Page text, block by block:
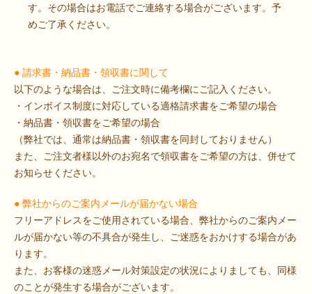
す。その場合はお電話でご連絡する場合がございます。予
めご了承ください。
● 請求書・納品書・領収書に関して
以下のような場合は、ご注文時に備考欄にご記入ください。
・インボイス制度に対応している適格請求書をご希望の場合
・納品書・領収書をご希望の場合
（弊社では、通常は納品書・領収書を同封しておりません）
また、ご注文者様以外のお宛名で領収書をご希望の方は、併せて
お知らせください。
● 弊社からのご案内メールが届かない場合
フリーアドレスをご使用されている場合、弊社からのご案内メー
ルが届かない等の不具合が発生し、ご迷惑をおかけする場合があ
ります。
また、お客様の迷惑メール対策設定の状況によりましても、同様
のことが発生する場合がございます。